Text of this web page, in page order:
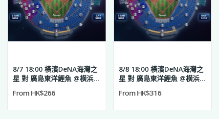
8/7 18:00 橫濱DeNA海灣之
星 對 廣島東洋鯉魚 @横浜ス
From HK$266
8/8 18:00 橫濱DeNA海灣之
星 對 廣島東洋鯉魚 @横浜ス
From HK$316